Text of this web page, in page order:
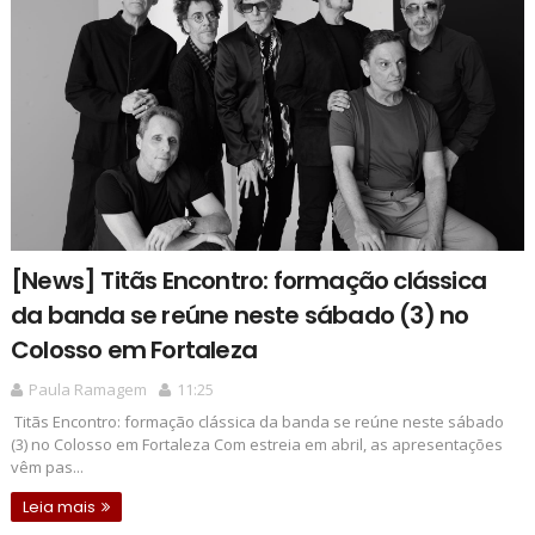
[News] Titãs Encontro: formação clássica
da banda se reúne neste sábado (3) no
Colosso em Fortaleza
Paula Ramagem
11:25
Titãs Encontro: formação clássica da banda se reúne neste sábado
(3) no Colosso em Fortaleza Com estreia em abril, as apresentações
vêm pas...
Leia mais